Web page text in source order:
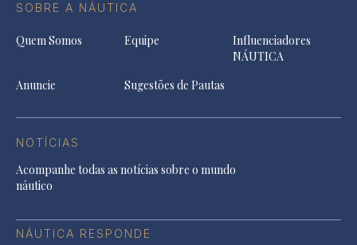
SOBRE A NÁUTICA
Quem Somos Equipe
Influenciadores
NÁUTICA
Anuncie
Sugestões de Pautas
NOTÍCIAS
Acompanhe todas as notícias sobre o mundo
náutico
NÁUTICA RESPONDE